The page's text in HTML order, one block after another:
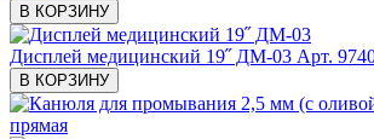
В КОРЗИНУ
Дисплей медицинский 19˝ ДМ-03 Арт.
В КОРЗИНУ